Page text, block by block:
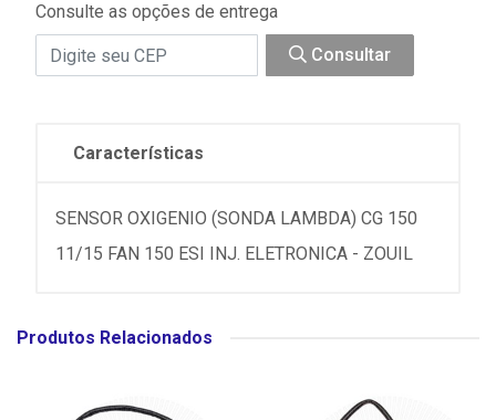
Consulte as opções de entrega
Consultar
Características
SENSOR OXIGENIO (SONDA LAMBDA) CG 150
11/15 FAN 150 ESI INJ. ELETRONICA - ZOUIL
Produtos Relacionados